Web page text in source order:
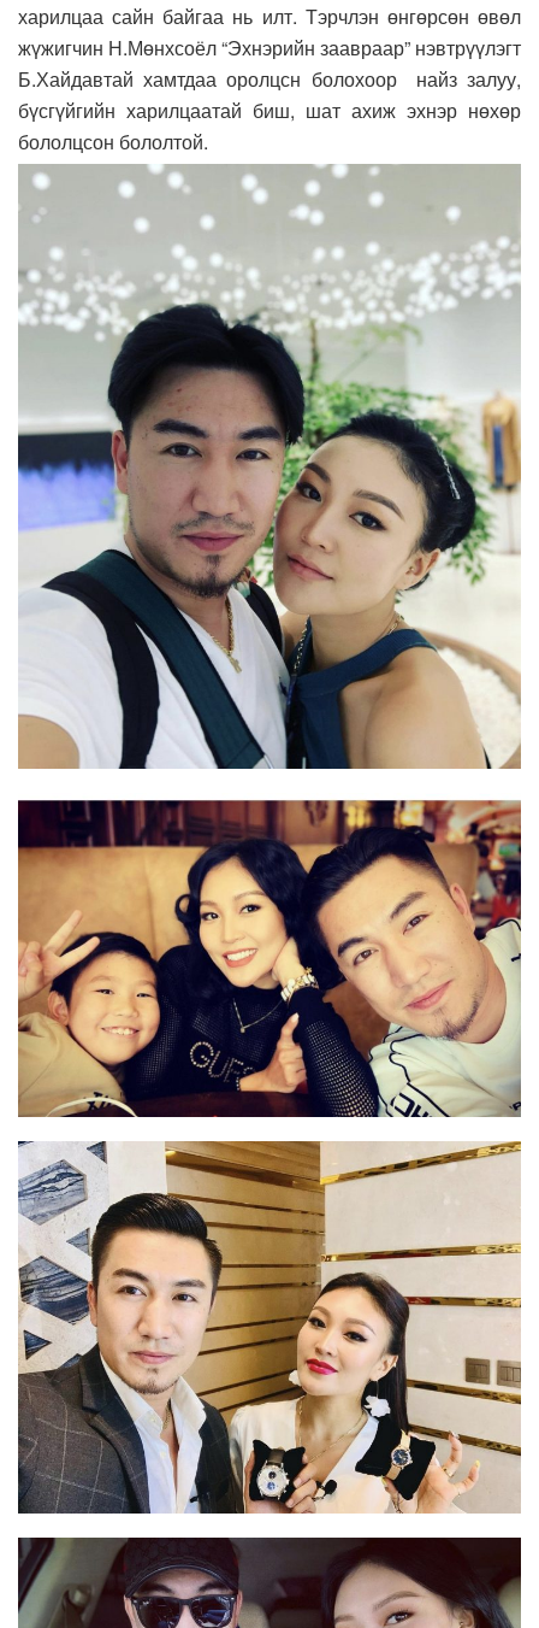
харилцаа сайн байгаа нь илт. Тэрчлэн өнгөрсөн өвөл
жүжигчин Н.Мөнхсоёл “Эхнэрийн заавраар” нэвтрүүлэгт
Б.Хайдавтай хамтдаа оролцсн болохоор найз залуу,
бүсгүйгийн харилцаатай биш, шат ахиж эхнэр нөхөр
бололцсон бололтой.